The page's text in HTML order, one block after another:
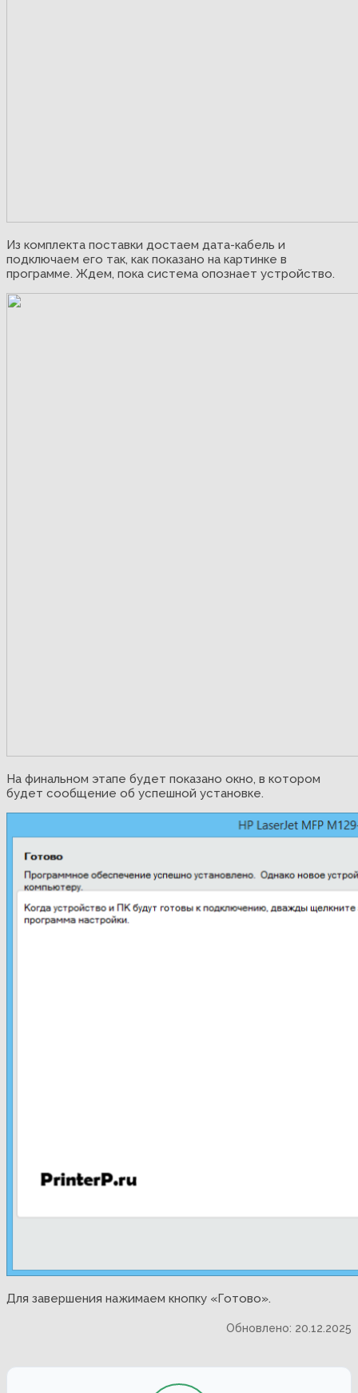
Из комплекта поставки достаем дата-кабель и
подключаем его так, как показано на картинке в
программе. Ждем, пока система опознает устройство.
На финальном этапе будет показано окно, в котором
будет сообщение об успешной установке.
Для завершения нажимаем кнопку «Готово».
Обновлено: 20.12.2025